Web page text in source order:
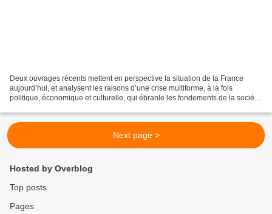
Deux ouvrages récents mettent en perspective la situation de la France
aujourd’hui, et analysent les raisons d’une crise multiforme, à la fois
politique, économique et culturelle, qui ébranle les fondements de la société
Next page >
Hosted by Overblog
Top posts
Pages